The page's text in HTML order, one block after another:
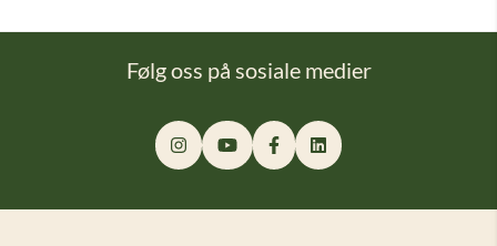
Følg oss på sosiale medier